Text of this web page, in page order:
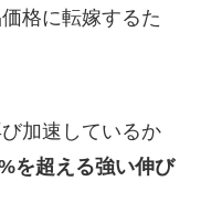
格に転嫁するた
加速しているか
を超える強い伸び